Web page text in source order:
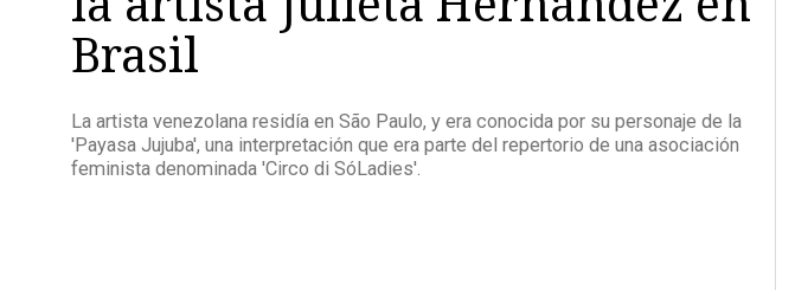
Brasil
La artista venezolana residía en São Paulo, y era conocida por su personaje de la
'Payasa Jujuba', una interpretación que era parte del repertorio de una asociación
feminista denominada 'Circo di SóLadies'.